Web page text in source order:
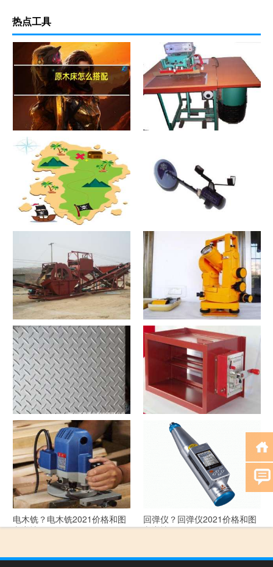
热点工具
原木床怎么搭配
寻宝？寻宝2021价格和图文详
探测器？探测器2021价格和图
文详情
洗沙机？洗沙机2021价格和图
文详情
经纬仪？经纬仪2021价格和图
文详情
花纹板？花纹板2021价格和图
文详情
排烟阀？排烟阀2021价格和图
电木铣？电木铣2021价格和图
文详情
回弹仪？回弹仪2021价格和图
文详情